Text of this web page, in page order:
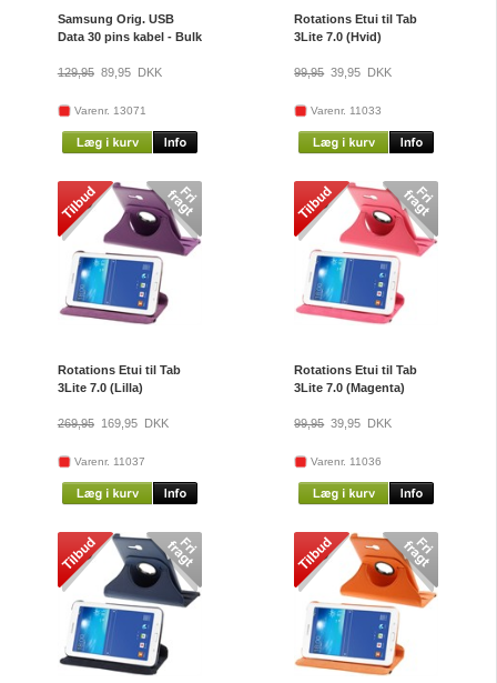
Samsung Orig. USB
Data 30 pins kabel - Bulk
129,95 89,95DKK
Varenr. 13071
Rotations Etui til Tab
3Lite 7.0 (Hvid)
99,95 39,95 DKK
Varenr. 11033
Rotations Etui til Tab
3Lite 7.0 (Lilla)
269,95 169,95DKK
Varenr. 11037
Rotations Etui til Tab
3Lite 7.0 (Magenta)
99,95 39,95 DKK
Varenr. 11036